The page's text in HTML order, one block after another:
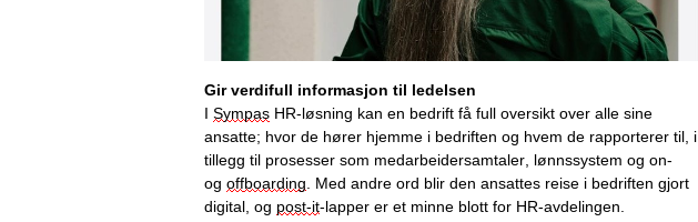
Gir verdifull informasjon til ledelsen
I Sympas HR-løsning kan en bedrift få full oversikt over alle sine
ansatte; hvor de hører hjemme i bedriften og hvem de rapporterer til, i
tillegg til prosesser som medarbeidersamtaler, lønnssystem og on-
og offboarding. Med andre ord blir den ansattes reise i bedriften gjort
digital, og post-it-lapper er et minne blott for HR-avdelingen.